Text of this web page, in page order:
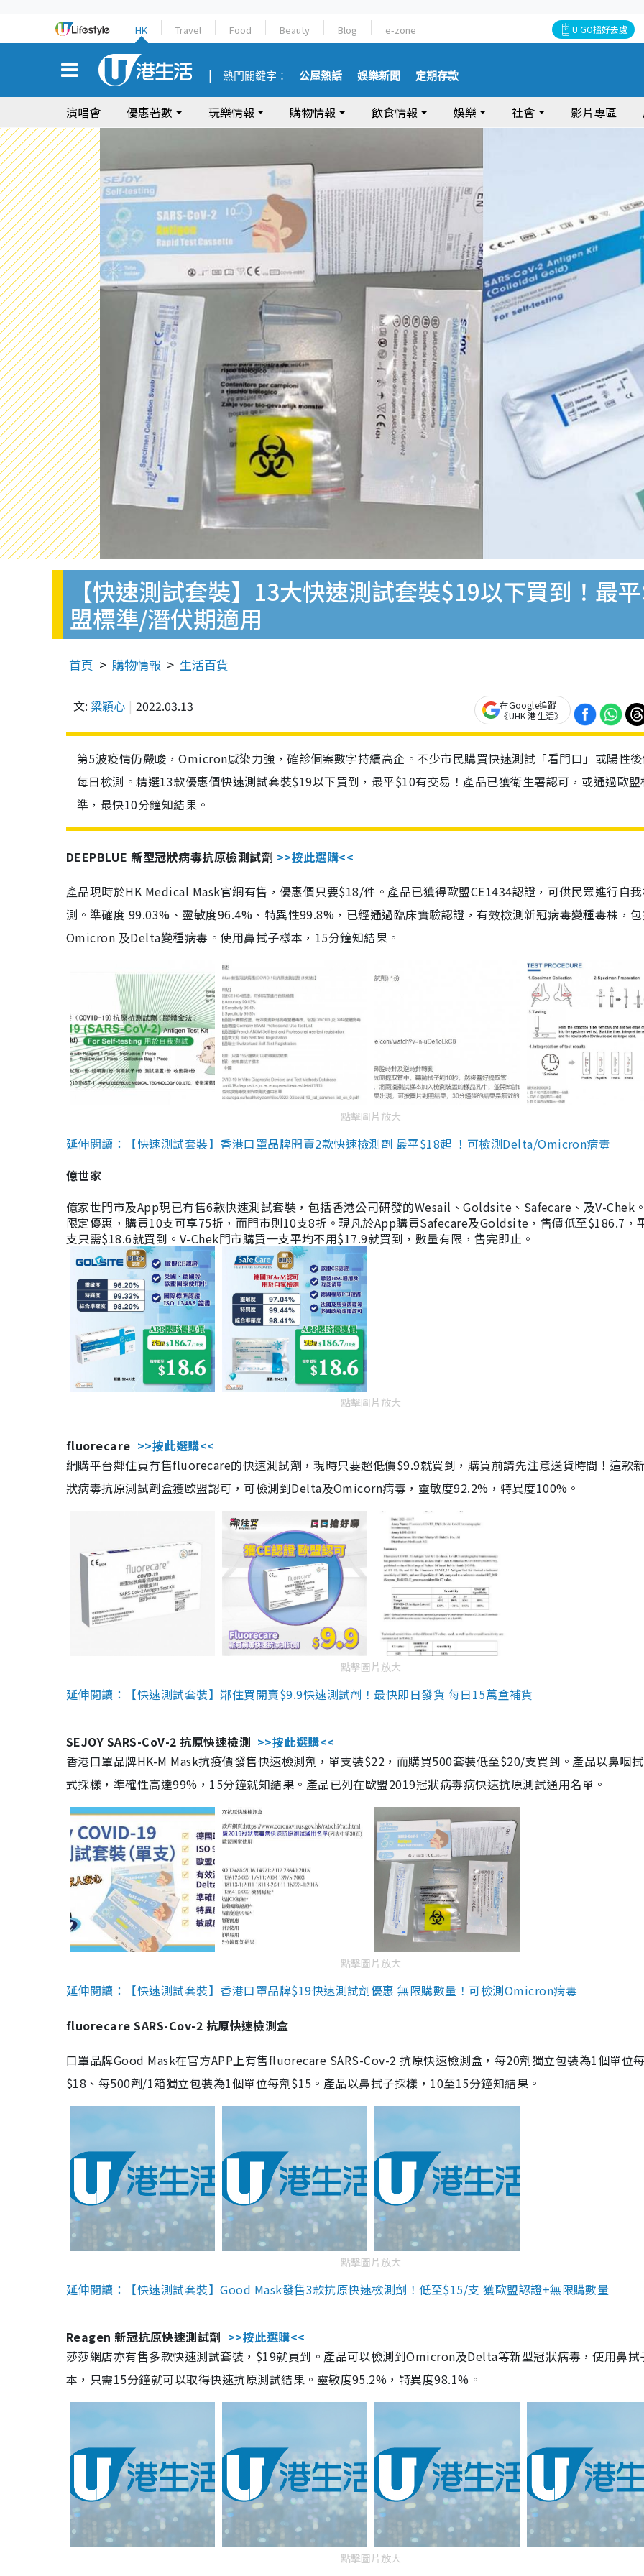
HK Travel Food Beauty Blog e-zone U GO搵好去處
熱門關鍵字： 公屋熱話 娛樂新聞 定期存款
演唱會 優惠著數 玩樂情報 購物情報 飲食情報 娛樂 社會 影片專區
【快速測試套裝】13大快速測試套裝$19以下買到！最
盟標準/潛伏期適用
首頁 購物情報 生活百貨
文: 梁穎心 2022.03.13
在Google追蹤
《UHK 港生活》
第5波疫情仍嚴峻，Omicron感染力強，確診個案數字持續高企。不少市民購買快速測試「看門口」或陽性
每日檢測。精選13款優惠價快速測試套裝$19以下買到，最平$10有交易！產品已獲衛生署認可，或通過歐盟
準，最快10分鐘知結果。
DEEPBLUE 新型冠狀病毒抗原檢測試劑 >>按此選購<<
產品現時於HK Medical Mask官網有售，優惠價只要$18/件。產品已獲得歐盟CE1434認證，可供民眾進行自
測。準確度 99.03%、靈敏度96.4%、特異性99.8%，已經通過臨床實驗認證，有效檢測新冠病毒變種毒株，
Omicron 及Delta變種病毒。使用鼻拭子樣本，15分鐘知結果。
點擊圖片放大
延伸閱讀：【快速測試套裝】香港口罩品牌開賣2款快速檢測劑 最平$18起 ！可檢測Delta/Omicron病毒
億世家
億家世門市及App現已有售6款快速測試套裝，包括香港公司研發的Wesail、Goldsite、Safecare、及V-Chek
限定優惠，購買10支可享75折，而門市則10支8折。現凡於App購買Safecare及Goldsite，售價低至$186.7，
支只需$18.6就買到。V-Chek門市購買一支平均不用$17.9就買到，數量有限，售完即止。
點擊圖片放大
fluorecare >>按此選購<<
網購平台鄰住買有售fluorecare的快速測試劑，現時只要超低價$9.9就買到，購買前請先注意送貨時間！這款
狀病毒抗原測試劑盒獲歐盟認可，可檢測到Delta及Omicorn病毒，靈敏度92.2%，特異度100%。
點擊圖片放大
延伸閱讀：【快速測試套裝】鄰住買開賣$9.9快速測試劑！最快即日發貨 每日15萬盒補貨
SEJOY SARS-CoV-2 抗原快速檢測 >>按此選購<<
香港口罩品牌HK-M Mask抗疫價發售快速檢測劑，單支裝$22，而購買500套裝低至$20/支買到。產品以鼻咽
式採樣，準確性高達99%，15分鐘就知結果。產品已列在歐盟2019冠狀病毒病快速抗原測試通用名單。
點擊圖片放大
延伸閱讀：【快速測試套裝】香港口罩品牌$19快速測試劑優惠 無限購數量！可檢測Omicron病毒
fluorecare SARS-Cov-2 抗原快速檢測盒
口罩品牌Good Mask在官方APP上有售fluorecare SARS-Cov-2 抗原快速檢測盒，每20劑獨立包裝為1個單位
$18、每500劑/1箱獨立包裝為1個單位每劑$15。產品以鼻拭子採樣，10至15分鐘知結果。
點擊圖片放大
延伸閱讀：【快速測試套裝】Good Mask發售3款抗原快速檢測劑！低至$15/支 獲歐盟認證+無限購數量
Reagen 新冠抗原快速測試劑 >>按此選購<<
莎莎網店亦有售多款快速測試套裝，$19就買到。產品可以檢測到Omicron及Delta等新型冠狀病毒，使用鼻拭
本，只需15分鐘就可以取得快速抗原測試結果。靈敏度95.2%，特異度98.1%。
點擊圖片放大